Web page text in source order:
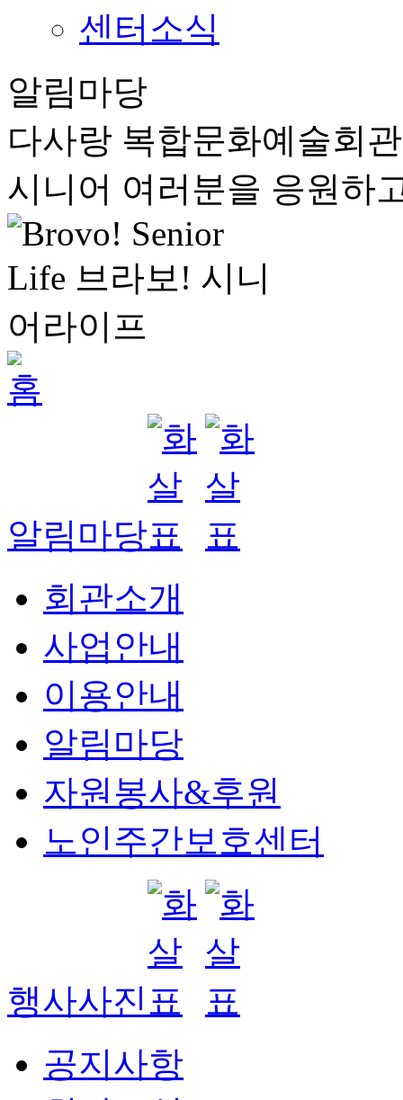
센터소식
알림마당
다사랑 복합문화예술회
시니어 여러분을 응원하
알림마당
회관소개
사업안내
이용안내
알림마당
자원봉사&후원
노인주간보호센터
행사사진
공지사항